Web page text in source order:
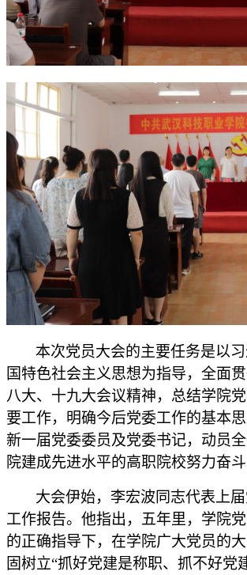
本次党员大会的主要任务是以
国特色社会主义思想为指导，全面
八大、 十九大会议精神，总结学院
要工作，明确今后党委工作的基本
新一届党委委员及党委书记，动员
院建成先进水平的高职院校努力奋斗
大会伊始，李宏波同志代表上
工作报告。 他指出，五年里， 学院
的正确指导下， 在学院广大党员的
固树立“抓好党建是称职、抓不好党